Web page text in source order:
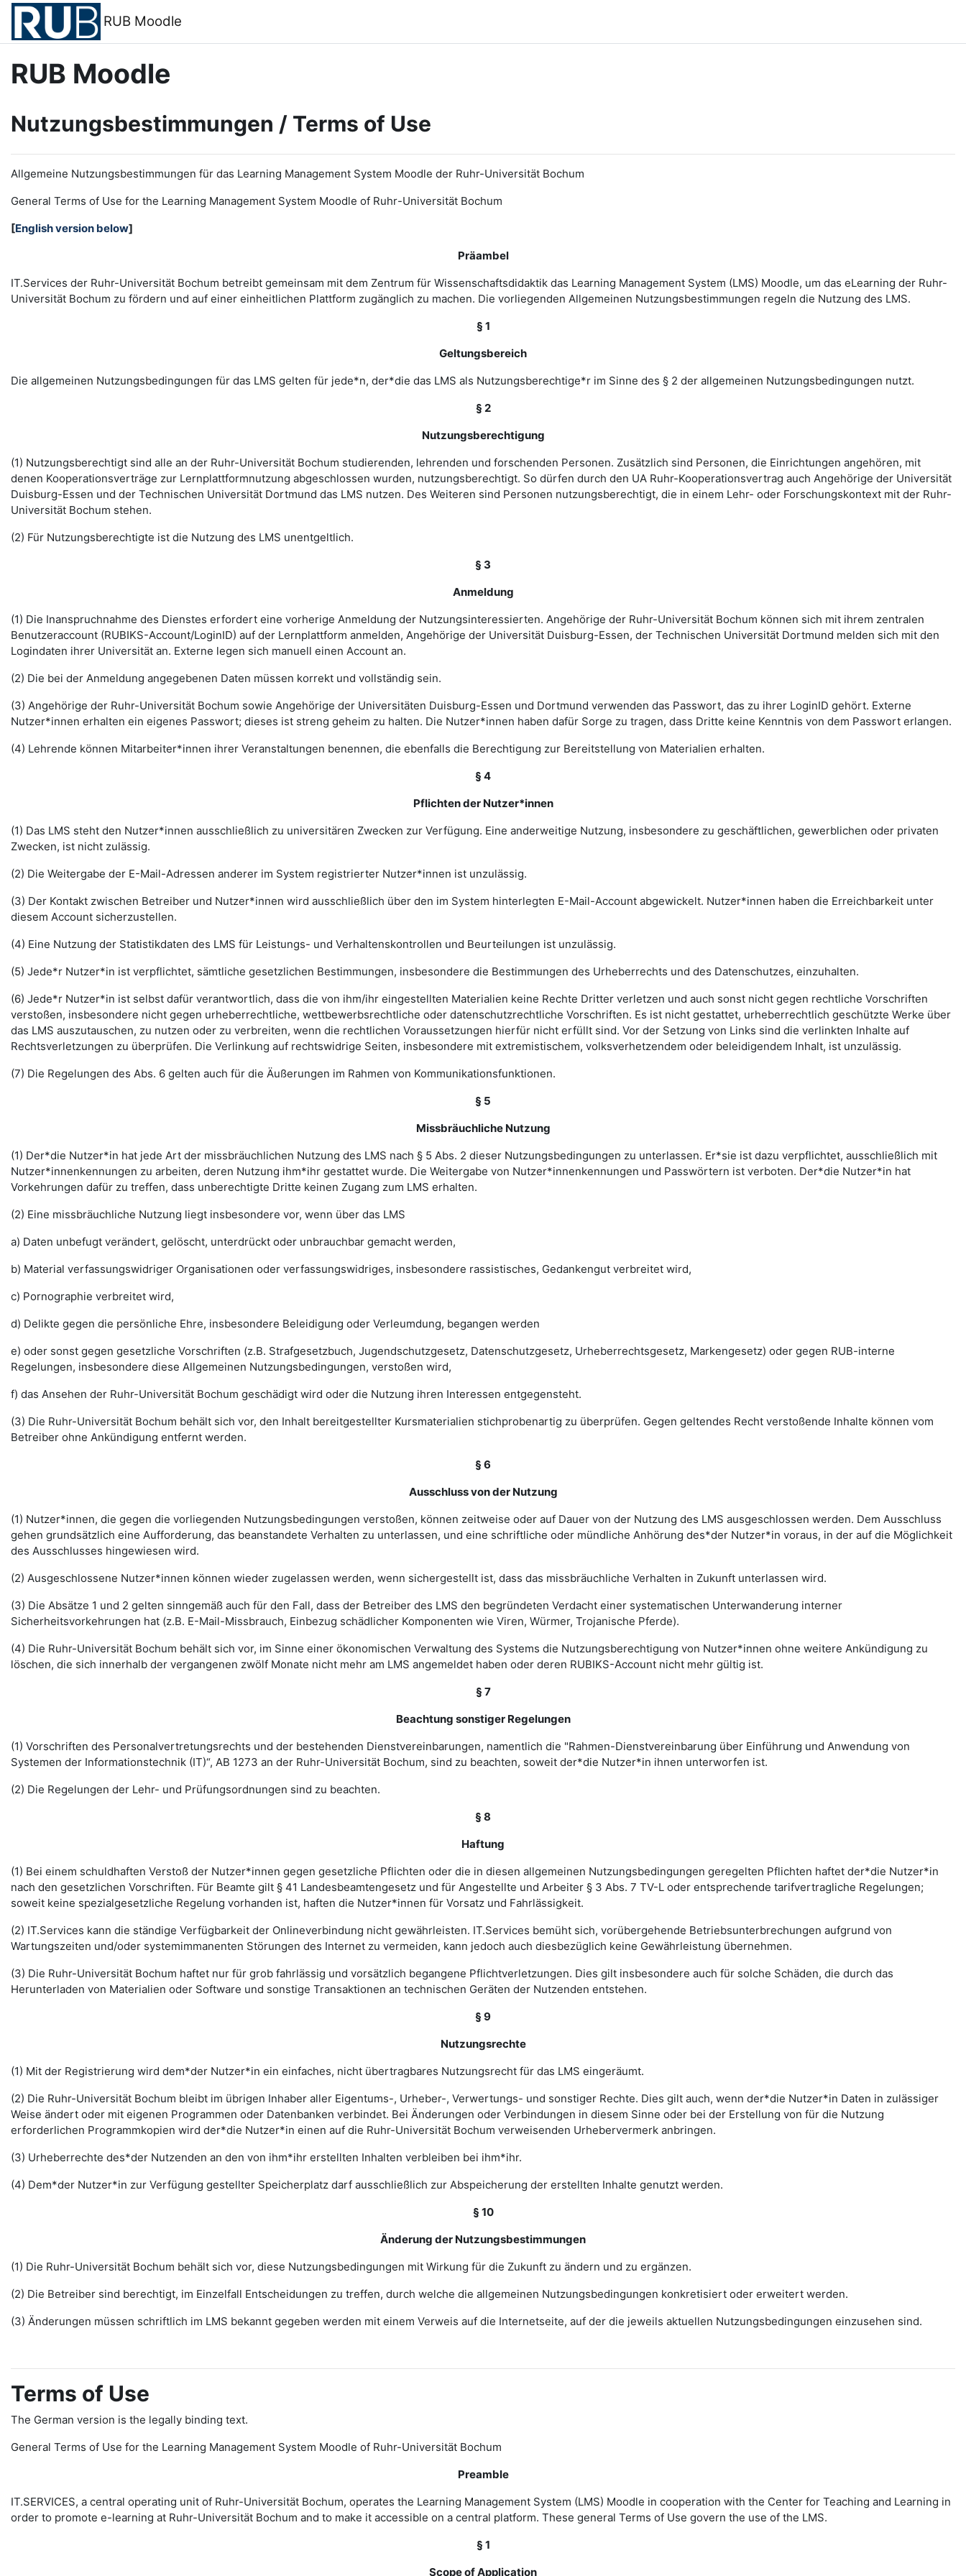
Zum Hauptinhalt
RUB Moodle
RUB Moodle
Nutzungsbestimmungen / Terms of Use
Allgemeine Nutzungsbestimmungen für das Learning Management System Moodle der Ruhr-Universität Bochum
General Terms of Use for the Learning Management System Moodle of Ruhr-Universität Bochum
[English version below]
Präambel
IT.Services der Ruhr-Universität Bochum betreibt gemeinsam mit dem Zentrum für Wissenschaftsdidaktik das Learning Management System (LMS) Moodle, um das eLearning der Ruhr-
Universität Bochum zu fördern und auf einer einheitlichen Plattform zugänglich zu machen. Die vorliegenden Allgemeinen Nutzungsbestimmungen regeln die Nutzung des LMS.
§ 1
Geltungsbereich
Die allgemeinen Nutzungsbedingungen für das LMS gelten für jede*n, der*die das LMS als Nutzungsberechtige*r im Sinne des § 2 der allgemeinen Nutzungsbedingungen nutzt.
§ 2
Nutzungsberechtigung
(1) Nutzungsberechtigt sind alle an der Ruhr-Universität Bochum studierenden, lehrenden und forschenden Personen. Zusätzlich sind Personen, die Einrichtungen angehören, mit
denen Kooperationsverträge zur Lernplattformnutzung abgeschlossen wurden, nutzungsberechtigt. So dürfen durch den UA Ruhr-Kooperationsvertrag auch Angehörige der Universität
Duisburg-Essen und der Technischen Universität Dortmund das LMS nutzen. Des Weiteren sind Personen nutzungsberechtigt, die in einem Lehr- oder Forschungskontext mit der Ruhr-
Universität Bochum stehen.
(2) Für Nutzungsberechtigte ist die Nutzung des LMS unentgeltlich.
§ 3
Anmeldung
(1) Die Inanspruchnahme des Dienstes erfordert eine vorherige Anmeldung der Nutzungsinteressierten. Angehörige der Ruhr-Universität Bochum können sich mit ihrem zentralen
Benutzeraccount (RUBIKS-Account/LoginID) auf der Lernplattform anmelden, Angehörige der Universität Duisburg-Essen, der Technischen Universität Dortmund melden sich mit den
Logindaten ihrer Universität an. Externe legen sich manuell einen Account an.
(2) Die bei der Anmeldung angegebenen Daten müssen korrekt und vollständig sein.
(3) Angehörige der Ruhr-Universität Bochum sowie Angehörige der Universitäten Duisburg-Essen und Dortmund verwenden das Passwort, das zu ihrer LoginID gehört. Externe
Nutzer*innen erhalten ein eigenes Passwort; dieses ist streng geheim zu halten. Die Nutzer*innen haben dafür Sorge zu tragen, dass Dritte keine Kenntnis von dem Passwort erlangen.
(4) Lehrende können Mitarbeiter*innen ihrer Veranstaltungen benennen, die ebenfalls die Berechtigung zur Bereitstellung von Materialien erhalten.
§ 4
Pflichten der Nutzer*innen
(1) Das LMS steht den Nutzer*innen ausschließlich zu universitären Zwecken zur Verfügung. Eine anderweitige Nutzung, insbesondere zu geschäftlichen, gewerblichen oder privaten
Zwecken, ist nicht zulässig.
(2) Die Weitergabe der E-Mail-Adressen anderer im System registrierter Nutzer*innen ist unzulässig.
(3) Der Kontakt zwischen Betreiber und Nutzer*innen wird ausschließlich über den im System hinterlegten E-Mail-Account abgewickelt. Nutzer*innen haben die Erreichbarkeit unter
diesem Account sicherzustellen.
(4) Eine Nutzung der Statistikdaten des LMS für Leistungs- und Verhaltenskontrollen und Beurteilungen ist unzulässig.
(5) Jede*r Nutzer*in ist verpflichtet, sämtliche gesetzlichen Bestimmungen, insbesondere die Bestimmungen des Urheberrechts und des Datenschutzes, einzuhalten.
(6) Jede*r Nutzer*in ist selbst dafür verantwortlich, dass die von ihm/ihr eingestellten Materialien keine Rechte Dritter verletzen und auch sonst nicht gegen rechtliche Vorschriften
verstoßen, insbesondere nicht gegen urheberrechtliche, wettbewerbsrechtliche oder datenschutzrechtliche Vorschriften. Es ist nicht gestattet, urheberrechtlich geschützte Werke über
das LMS auszutauschen, zu nutzen oder zu verbreiten, wenn die rechtlichen Voraussetzungen hierfür nicht erfüllt sind. Vor der Setzung von Links sind die verlinkten Inhalte auf
Rechtsverletzungen zu überprüfen. Die Verlinkung auf rechtswidrige Seiten, insbesondere mit extremistischem, volksverhetzendem oder beleidigendem Inhalt, ist unzulässig.
(7) Die Regelungen des Abs. 6 gelten auch für die Äußerungen im Rahmen von Kommunikationsfunktionen.
§ 5
Missbräuchliche Nutzung
(1) Der*die Nutzer*in hat jede Art der missbräuchlichen Nutzung des LMS nach § 5 Abs. 2 dieser Nutzungsbedingungen zu unterlassen. Er*sie ist dazu verpflichtet, ausschließlich mit
Nutzer*innenkennungen zu arbeiten, deren Nutzung ihm*ihr gestattet wurde. Die Weitergabe von Nutzer*innenkennungen und Passwörtern ist verboten. Der*die Nutzer*in hat
Vorkehrungen dafür zu treffen, dass unberechtigte Dritte keinen Zugang zum LMS erhalten.
(2) Eine missbräuchliche Nutzung liegt insbesondere vor, wenn über das LMS
a) Daten unbefugt verändert, gelöscht, unterdrückt oder unbrauchbar gemacht werden,
b) Material verfassungswidriger Organisationen oder verfassungswidriges, insbesondere rassistisches, Gedankengut verbreitet wird,
c) Pornographie verbreitet wird,
d) Delikte gegen die persönliche Ehre, insbesondere Beleidigung oder Verleumdung, begangen werden
e) oder sonst gegen gesetzliche Vorschriften (z.B. Strafgesetzbuch, Jugendschutzgesetz, Datenschutzgesetz, Urheberrechtsgesetz, Markengesetz) oder gegen RUB-interne
Regelungen, insbesondere diese Allgemeinen Nutzungsbedingungen, verstoßen wird,
f) das Ansehen der Ruhr-Universität Bochum geschädigt wird oder die Nutzung ihren Interessen entgegensteht.
(3) Die Ruhr-Universität Bochum behält sich vor, den Inhalt bereitgestellter Kursmaterialien stichprobenartig zu überprüfen. Gegen geltendes Recht verstoßende Inhalte können vom
Betreiber ohne Ankündigung entfernt werden.
§ 6
Ausschluss von der Nutzung
(1) Nutzer*innen, die gegen die vorliegenden Nutzungsbedingungen verstoßen, können zeitweise oder auf Dauer von der Nutzung des LMS ausgeschlossen werden. Dem Ausschluss
gehen grundsätzlich eine Aufforderung, das beanstandete Verhalten zu unterlassen, und eine schriftliche oder mündliche Anhörung des*der Nutzer*in voraus, in der auf die Möglichkeit
des Ausschlusses hingewiesen wird.
(2) Ausgeschlossene Nutzer*innen können wieder zugelassen werden, wenn sichergestellt ist, dass das missbräuchliche Verhalten in Zukunft unterlassen wird.
(3) Die Absätze 1 und 2 gelten sinngemäß auch für den Fall, dass der Betreiber des LMS den begründeten Verdacht einer systematischen Unterwanderung interner
Sicherheitsvorkehrungen hat (z.B. E-Mail-Missbrauch, Einbezug schädlicher Komponenten wie Viren, Würmer, Trojanische Pferde).
(4) Die Ruhr-Universität Bochum behält sich vor, im Sinne einer ökonomischen Verwaltung des Systems die Nutzungsberechtigung von Nutzer*innen ohne weitere Ankündigung zu
löschen, die sich innerhalb der vergangenen zwölf Monate nicht mehr am LMS angemeldet haben oder deren RUBIKS-Account nicht mehr gültig ist.
§ 7
Beachtung sonstiger Regelungen
(1) Vorschriften des Personalvertretungsrechts und der bestehenden Dienstvereinbarungen, namentlich die "Rahmen-Dienstvereinbarung über Einführung und Anwendung von
Systemen der Informationstechnik (IT)“, AB 1273 an der Ruhr-Universität Bochum, sind zu beachten, soweit der*die Nutzer*in ihnen unterworfen ist.
(2) Die Regelungen der Lehr- und Prüfungsordnungen sind zu beachten.
§ 8
Haftung
(1) Bei einem schuldhaften Verstoß der Nutzer*innen gegen gesetzliche Pflichten oder die in diesen allgemeinen Nutzungsbedingungen geregelten Pflichten haftet der*die Nutzer*in
nach den gesetzlichen Vorschriften. Für Beamte gilt § 41 Landesbeamtengesetz und für Angestellte und Arbeiter § 3 Abs. 7 TV-L oder entsprechende tarifvertragliche Regelungen;
soweit keine spezialgesetzliche Regelung vorhanden ist, haften die Nutzer*innen für Vorsatz und Fahrlässigkeit.
(2) IT.Services kann die ständige Verfügbarkeit der Onlineverbindung nicht gewährleisten. IT.Services bemüht sich, vorübergehende Betriebsunterbrechungen aufgrund von
Wartungszeiten und/oder systemimmanenten Störungen des Internet zu vermeiden, kann jedoch auch diesbezüglich keine Gewährleistung übernehmen.
(3) Die Ruhr-Universität Bochum haftet nur für grob fahrlässig und vorsätzlich begangene Pflichtverletzungen. Dies gilt insbesondere auch für solche Schäden, die durch das
Herunterladen von Materialien oder Software und sonstige Transaktionen an technischen Geräten der Nutzenden entstehen.
§ 9
Nutzungsrechte
(1) Mit der Registrierung wird dem*der Nutzer*in ein einfaches, nicht übertragbares Nutzungsrecht für das LMS eingeräumt.
(2) Die Ruhr-Universität Bochum bleibt im übrigen Inhaber aller Eigentums-, Urheber-, Verwertungs- und sonstiger Rechte. Dies gilt auch, wenn der*die Nutzer*in Daten in zulässiger
Weise ändert oder mit eigenen Programmen oder Datenbanken verbindet. Bei Änderungen oder Verbindungen in diesem Sinne oder bei der Erstellung von für die Nutzung
erforderlichen Programmkopien wird der*die Nutzer*in einen auf die Ruhr-Universität Bochum verweisenden Urhebervermerk anbringen.
(3) Urheberrechte des*der Nutzenden an den von ihm*ihr erstellten Inhalten verbleiben bei ihm*ihr.
(4) Dem*der Nutzer*in zur Verfügung gestellter Speicherplatz darf ausschließlich zur Abspeicherung der erstellten Inhalte genutzt werden.
§ 10
Änderung der Nutzungsbestimmungen
(1) Die Ruhr-Universität Bochum behält sich vor, diese Nutzungsbedingungen mit Wirkung für die Zukunft zu ändern und zu ergänzen.
(2) Die Betreiber sind berechtigt, im Einzelfall Entscheidungen zu treffen, durch welche die allgemeinen Nutzungsbedingungen konkretisiert oder erweitert werden.
(3) Änderungen müssen schriftlich im LMS bekannt gegeben werden mit einem Verweis auf die Internetseite, auf der die jeweils aktuellen Nutzungsbedingungen einzusehen sind.
Terms of Use
The German version is the legally binding text.
General Terms of Use for the Learning Management System Moodle of Ruhr-Universität Bochum
Preamble
IT.SERVICES, a central operating unit of Ruhr-Universität Bochum, operates the Learning Management System (LMS) Moodle in cooperation with the Center for Teaching and Learning in
order to promote e-learning at Ruhr-Universität Bochum and to make it accessible on a central platform. These general Terms of Use govern the use of the LMS.
§ 1
Scope of Application